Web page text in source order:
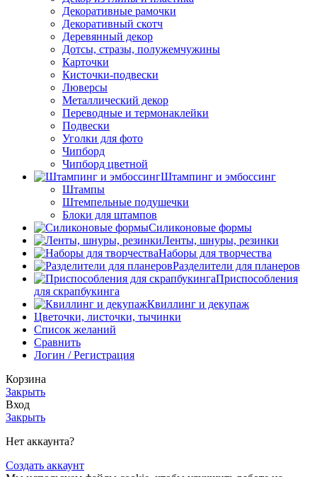
Декоративные рамочки
Декоративный скотч
Деревянный декор
Дотсы, стразы, полужемчужины
Карточки
Кисточки-подвески
Люверсы
Металлический декор
Переводные и термонаклейки
Подвески
Уголки для фото
Чипборд
Чипборд цветной
Штампинг и эмбоссинг
Штампы
Штемпельные подушечки
Блоки для штампов
Силиконовые формы
Ленты, шнуры, резинки
Наборы для творчества
Разделители для планеров
Приспособления
для скрапбукинга
Квиллинг и декупаж
Цветочки, листочки, тычинки
Список желаний
Сравнить
Логин / Регистрация
Корзина
Закрыть
Вход
Закрыть
Нет аккаунта?
Создать аккаунт